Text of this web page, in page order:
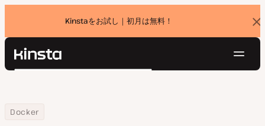
Kinstaをお試し｜初月は無料！
バ
ナ
Kinsta®
検
Home
リソースセンター
Docker
【簡単な4つの方法】UbuntuにDockerをインストールするには